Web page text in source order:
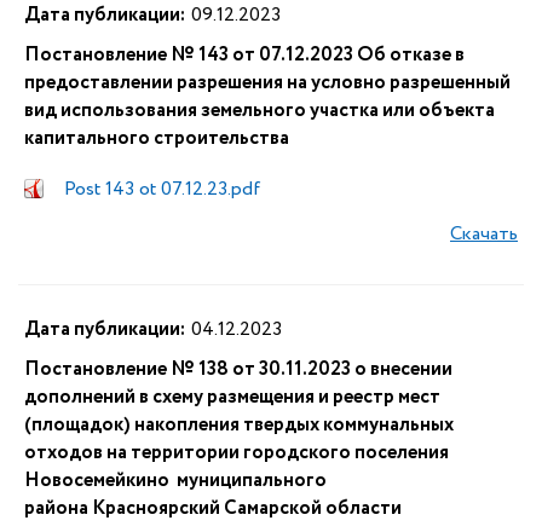
Дата публикации: 09.12.2023
Постановление № 143 от 07.12.2023 Об отказе в
предоставлении разрешения на условно разрешенный
вид использования земельного участка или объекта
капитального строительства
Post 143 ot 07.12.23.pdf
Скачать
Дата публикации: 04.12.2023
Постановление № 138 от 30.11.2023 о внесении
дополнений в схему размещения и реестр мест
(площадок) накопления твердых коммунальных
отходов на территории городского поселения
Новосемейкино муниципального
района Красноярский Самарской области